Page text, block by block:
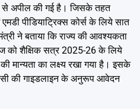
से अपील की गई है। जिसके तहत
पीडियाट्रिक्स कोर्स के लिये सात
ने बताया कि राज्य की आवश्यकता
को शैक्षिक सत्र 2025-26 के लिये
मान्यता का लक्ष्य रखा गया है। इसके
की गाइडलाइन के अनुरूप आवेदन